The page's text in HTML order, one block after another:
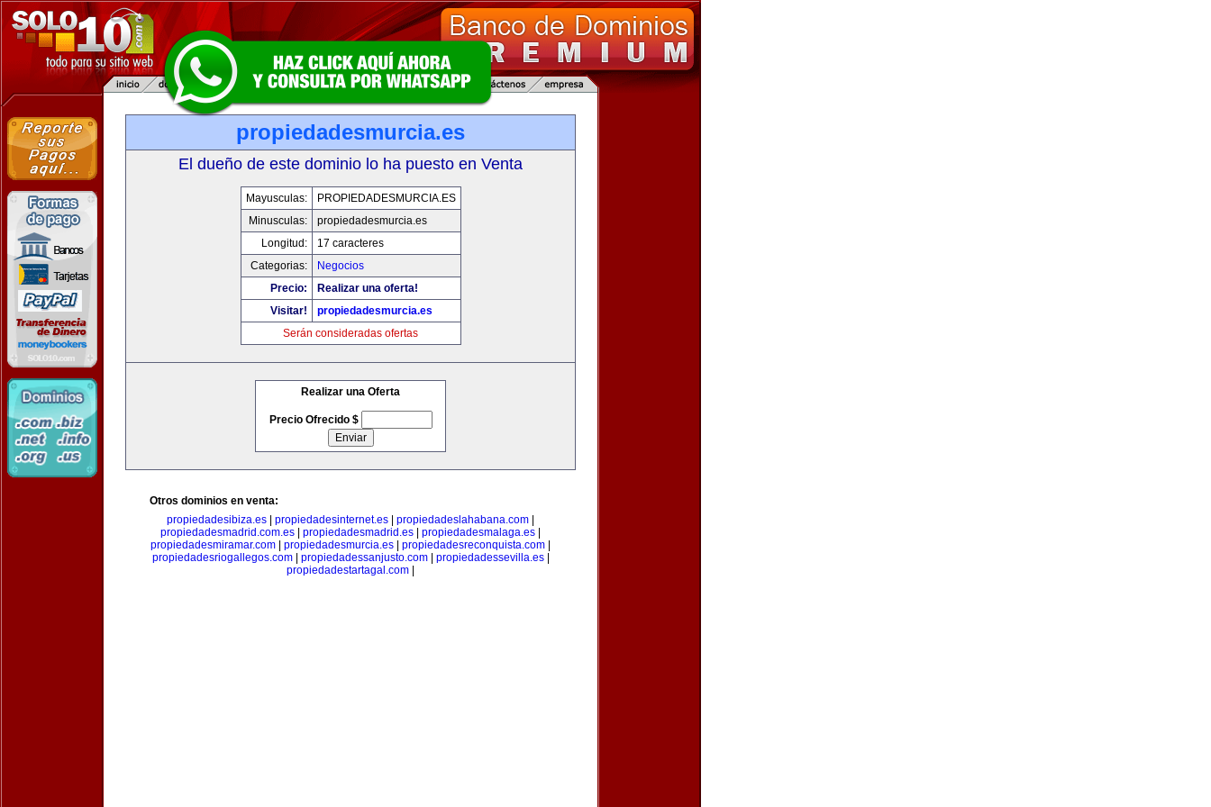
propiedadesmurcia.es
El dueño de este dominio lo ha puesto en Venta
Mayusculas:
PROPIEDADESMURCIA.ES
Minusculas:
propiedadesmurcia.es
Longitud:
17 caracteres
Categorias:
Negocios
Precio:
Realizar una oferta!
Visitar!
propiedadesmurcia.es
Serán consideradas ofertas
Realizar una Oferta
Precio Ofrecido $
Otros dominios en venta:
propiedadesibiza.es
propiedadesinternet.es propiedadeslahabana.com
propiedadesmadrid.com.es
propiedadesmadrid.es propiedadesmalaga.es
propiedadesmiramar.com
propiedadesmurcia.es propiedadesreconquista.com
propiedadesriogallegos.com| propiedadessanjusto.com| propiedadessevilla.es|
propiedadestartagal.com